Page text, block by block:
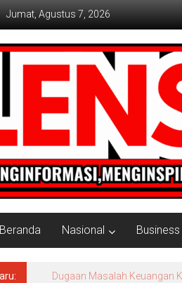
Jumat, Agustus 7, 2026
Beranda Nasional Business
Program Kampung Nelayan